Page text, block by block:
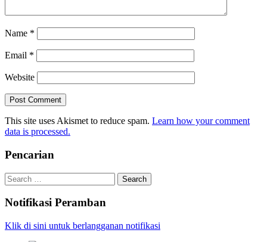
Name *
Email *
Website
This site uses Akismet to reduce spam. Learn how your comment
data is processed.
Pencarian
Search
for:
Notifikasi Peramban
Klik di sini untuk berlangganan notifikasi